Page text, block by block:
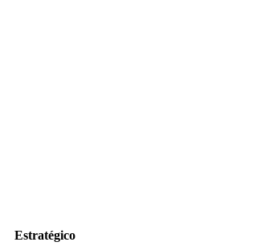
Estratégico